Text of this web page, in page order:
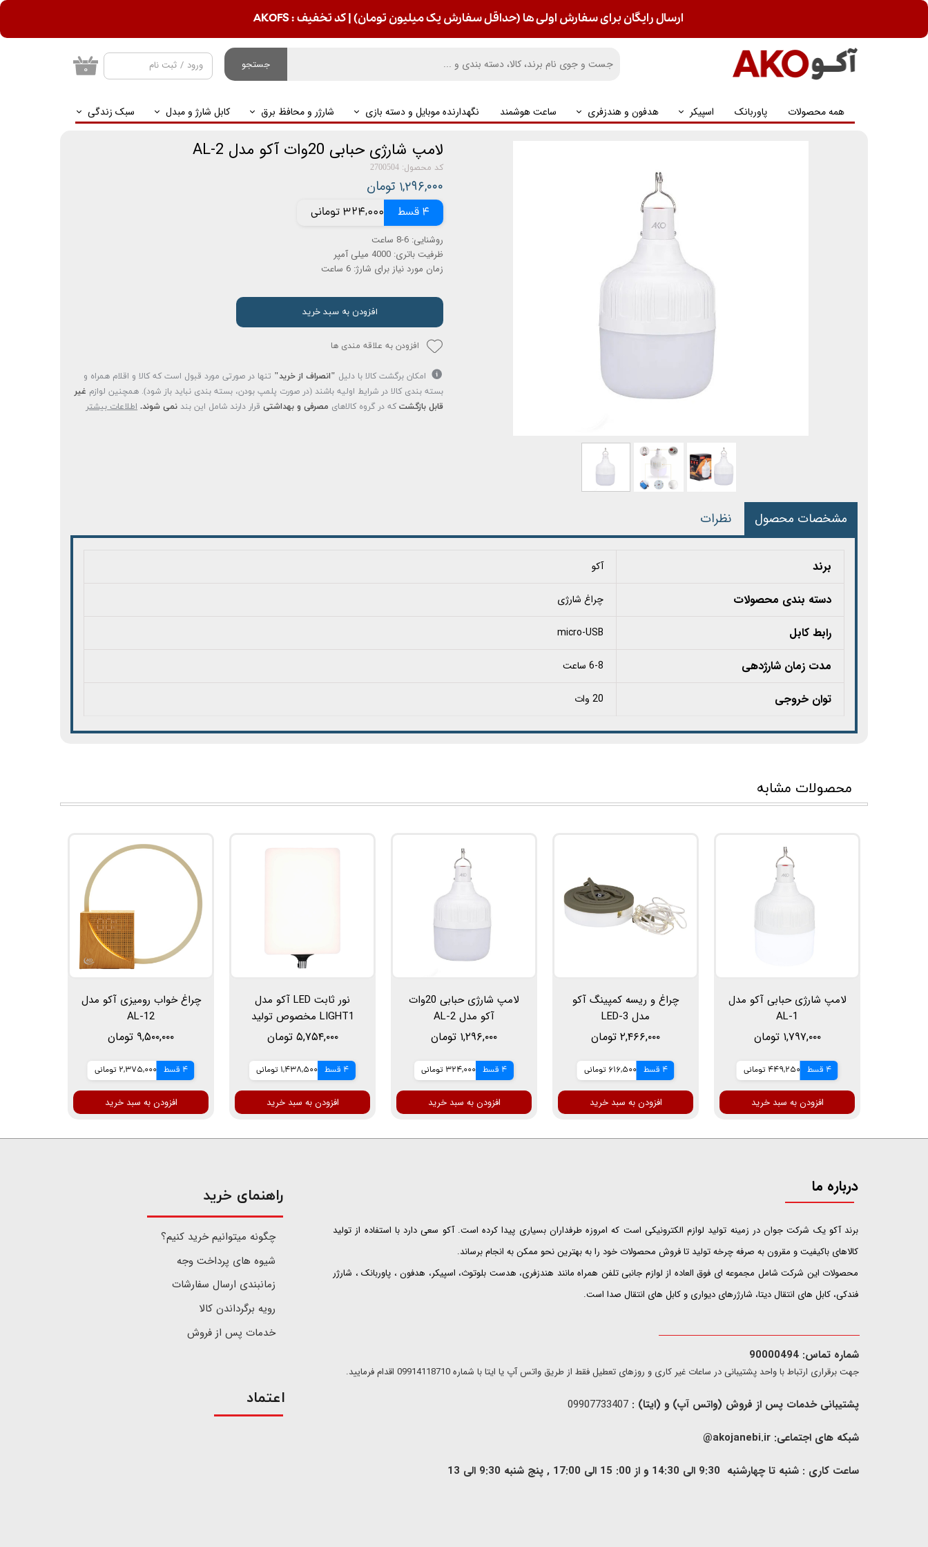
جستجو
همه محصولات پاوربانک اسپیکر هدفون و هندزفری ساعت هوشمند نگهدارنده موبایل و دسته بازی شارژر و محافظ برق کابل شارژ و مبدل سبک زندگی
ورود / ثبت نام
تغییر گذر واژه
۰
ارسال رایگان برای سفارش اولی ها (حداقل سفارش یک میلیون تومان) | کد تخفیف : AKOFS
لامپ شارژی حبابی 20وات آکو مدل AL-2
کد محصول: 2700504
۱,۲۹۶,۰۰۰ تومان
4 قسط 324,000 تومانی
روشنایی: 6-8 ساعت
ظرفیت باتری: 4000 میلی آمپر
زمان مورد نیاز برای شارژ: 6 ساعت
افزودن به سبد خرید
افزودن به علاقه مندی ها
امکان برگشت کالا با دلیل "انصراف از خرید" تنها در صورتی مورد قبول است که کالا و اقلام همراه و
بسته بندی کالا در شرایط اولیه باشند (در صورت پلمپ بودن، بسته بندی نباید باز شود). همچنین لوازم غیر
قابل بازگشت که در گروه کالاهای مصرفی و بهداشتی قرار دارند شامل این بند نمی شوند. اطلاعات بیشتر
مشخصات محصول نظرات
برند آکو
دسته بندی محصولات چراغ شارژی
رابط کابل micro-USB
مدت‌ زمان شارژدهی 6-8 ساعت
توان خروجی 20 وات
محصولات مشابه
لامپ شارژی حبابی آکو مدل
AL-1
۱,۷۹۷,۰۰۰ تومان
4 قسط 449,250 تومانی
افزودن به سبد خرید
چراغ و ریسه کمپینگ آکو
مدل LED-3
۲,۴۶۶,۰۰۰ تومان
4 قسط 616,500 تومانی
افزودن به سبد خرید
لامپ شارژی حبابی 20وات
آکو مدل AL-2
۱,۲۹۶,۰۰۰ تومان
4 قسط 324,000 تومانی
افزودن به سبد خرید
نور ثابت LED آکو مدل
LIGHT1 مخصوص تولید
محتوا و عکاسی تبلیغاتی و
۵,۷۵۴,۰۰۰ تومان
4 قسط 1,438,500 تومانی
افزودن به سبد خرید
چراغ خواب رومیزی آکو مدل
AL-12
۹,۵۰۰,۰۰۰ تومان
4 قسط 2,375,000 تومانی
افزودن به سبد خرید
درباره ما
​​​​​​​برند آکو یک شرکت جوان در زمینه تولید لوازم الکترونیکی است که امروزه طرفداران بسیاری پیدا کرده است. آکو سعی دارد با استفاده از تولید
کالاهای باکیفیت و مقرون به صرفه چرخه تولید تا فروش محصولات خود را به بهترین نحو ممکن به انجام برساند.
محصولات این شرکت شامل مجموعه ای فوق العاده از لوازم جانبی تلفن همراه مانند هندزفری، هدست بلوتوث، اسپیکر، هدفون ، پاوربانک ، شارژر
فندکی، کابل های انتقال دیتا، شارژرهای دیواری و کابل های انتقال صدا است.
شماره تماس: 90000494
​​جهت برقراری ارتباط با واحد پشتیبانی در ساعات غیر کاری و روزهای تعطیل فقط از طریق واتس آپ یا ایتا با شماره 09914118710 اقدام فرمایید.
پشتیبانی خدمات پس از فروش (واتس آپ) و (ایتا) :
شبکه های اجتماعی: akojanebi.ir@
ساعت کاری : شنبه تا چهارشنبه 9:30 الی 14:30 و از 00: 15 الی 17:00 , پنج شنبه 9:30 الی 13
​راهنمای خرید
چگونه میتوانیم خرید کنیم؟
شیوه های پرداخت وجه
زمانبندی ارسال سفارشات
رویه برگرداندن کالا
خدمات پس از فروش
اعتماد